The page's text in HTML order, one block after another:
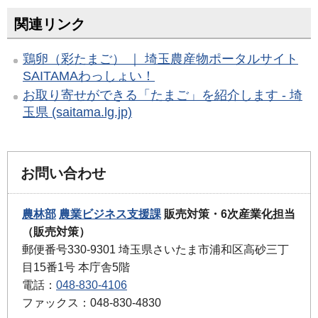
関連リンク
鶏卵（彩たまご） ｜ 埼玉農産物ポータルサイト
SAITAMAわっしょい！
お取り寄せができる「たまご」を紹介します - 埼
玉県 (saitama.lg.jp)
お問い合わせ
農林部 農業ビジネス支援課 販売対策・6次産業化担当
（販売対策）
郵便番号330-9301 埼玉県さいたま市浦和区高砂三丁
目15番1号 本庁舎5階
電話： 048-830-4106
ファックス：048-830-4830